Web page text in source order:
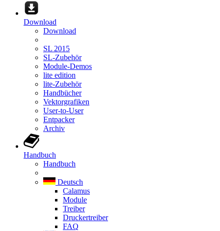
Download
Download
SL 2015
SL-Zubehör
Module-Demos
lite edition
lite-Zubehör
Handbücher
Vektorgrafiken
User-to-User
Entpacker
Archiv
Handbuch
Handbuch
Deutsch
Calamus
Module
Treiber
Druckertreiber
FAQ